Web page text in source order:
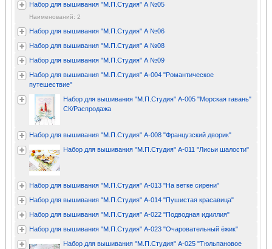
Набор для вышивания "М.П.Студия" А №05
Наименований: 2
Набор для вышивания "М.П.Студия" А №06
Набор для вышивания "М.П.Студия" А №08
Набор для вышивания "М.П.Студия" А №09
Набор для вышивания "М.П.Студия" А-004 "Романтическое
путешествие"
Набор для вышивания "М.П.Студия" А-005 "Морская гавань"
СК/Распродажа
Набор для вышивания "М.П.Студия" А-008 "Французский дворик"
Набор для вышивания "М.П.Студия" А-011 "Лисьи шалости"
Набор для вышивания "М.П.Студия" А-013 "На ветке сирени"
Набор для вышивания "М.П.Студия" А-014 "Пушистая красавица"
Набор для вышивания "М.П.Студия" А-022 "Подводная идиллия"
Набор для вышивания "М.П.Студия" А-023 "Очаровательный ёжик"
Набор для вышивания "М.П.Студия" А-025 "Тюльпановое